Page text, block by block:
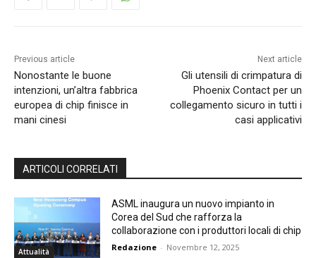
Previous article
Nonostante le buone
intenzioni, un’altra fabbrica
europea di chip finisce in
mani cinesi
Next article
Gli utensili di crimpatura di
Phoenix Contact per un
collegamento sicuro in tutti i
casi applicativi
ARTICOLI CORRELATI
Attualità
ASML inaugura un nuovo impianto in
Corea del Sud che rafforza la
collaborazione con i produttori locali di chip
Redazione - Novembre 12, 2025